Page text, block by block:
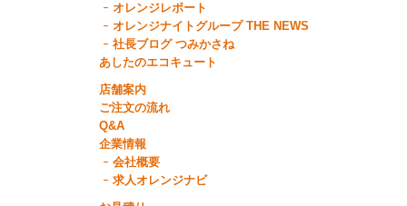
オレンジレポート
オレンジナイトグループ THE NEWS
社長ブログ つみかさね
あしたのエコキュート
店舗案内
ご注文の流れ
Q&A
企業情報
会社概要
求人オレンジナビ